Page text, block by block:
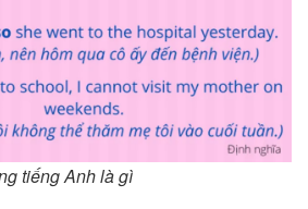
tiếng Anh là gì